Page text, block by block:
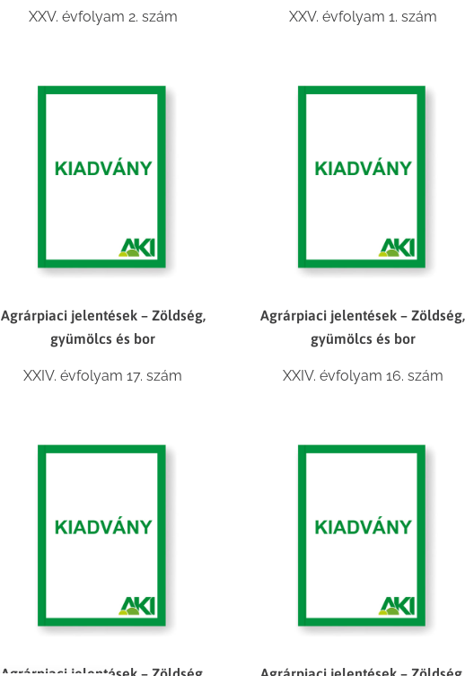
XXV. évfolyam 2. szám XXV. évfolyam 1. szám
Agrárpiaci jelentések – Zöldség,
gyümölcs és bor
XXIV. évfolyam 17. szám
Agrárpiaci jelentések – Zöldség,
gyümölcs és bor
XXIV. évfolyam 16. szám